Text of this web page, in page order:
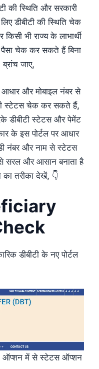
की स्थिति और सरकारी
डीबीटी की स्थिति चेक
भी राज्य के लाभार्थी
चेक कर सकते हैं बिना
जाए,
और मोबाइल नंबर से
स्टेटस चेक कर सकते हैं,
डीबीटी स्टेटस और पेमेंट
के इस पोर्टल पर आधार
नंबर और नाम से स्टेटस
सरल और आसान बनाता है
तरीका देखें, 👇
डीबीटी के नए पोर्टल
ऑप्शन में से स्टेटस ऑप्शन